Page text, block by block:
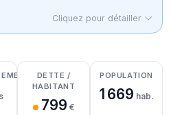
Cliquez pour détailler
DETTE /
HABITANT
799 €
POPULATION
1 669 hab.